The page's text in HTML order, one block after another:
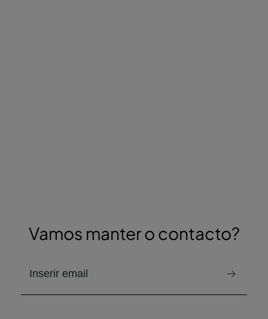
Vamos manter o contacto?
e-mail para receber a newsletter